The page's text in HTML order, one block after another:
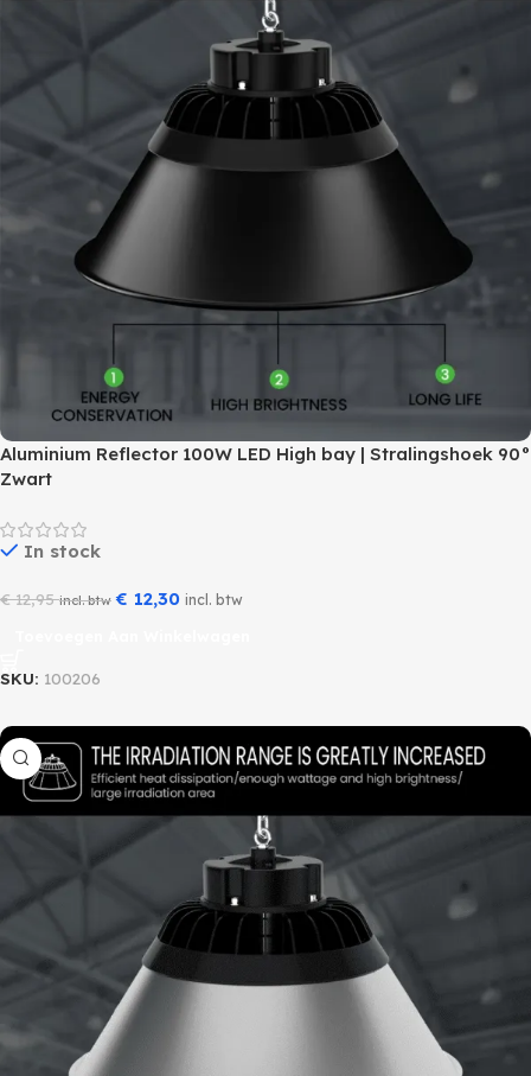
Aluminium Reflector 100W LED High bay | Stralingshoek 90°
Zwart
In stock
€12,95 incl. btw € 12,30 incl. btw
SKU: 100206